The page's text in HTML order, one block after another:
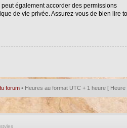
également accorder des permissions
de vie privée. Assurez-vous de bien lire
forum • Heures au format UTC + 1 heure [ Heure